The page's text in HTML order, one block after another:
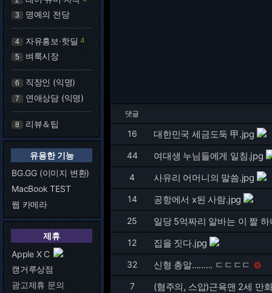
3 명예의 전당
4 자유홍보·핫딜 4
5 벼룩시장
6 직장인 (익명)
7 연애상담 (익명)
8 리뷰＆팁
유용한 기능
BG.GG (이미지 변환)
MacBook TEST
웹 카메라
제휴
Apple X C
캥거루상점
광고제휴 문의
댓글
16 대한민국 세금도둑 甲.jpg
44 여대생 누님들에게 일침.jpg
4 사유리 어머니의 말씀.jpg
14 공항에서 x된 사람.jpg
25 일당 5억짜리 알바는 이 짤
12 집을 짓다.jpg
32 신형 총알......... ㄷㄷㄷㄷ 
7 (혐주의, 스압)근육맨 2세 만